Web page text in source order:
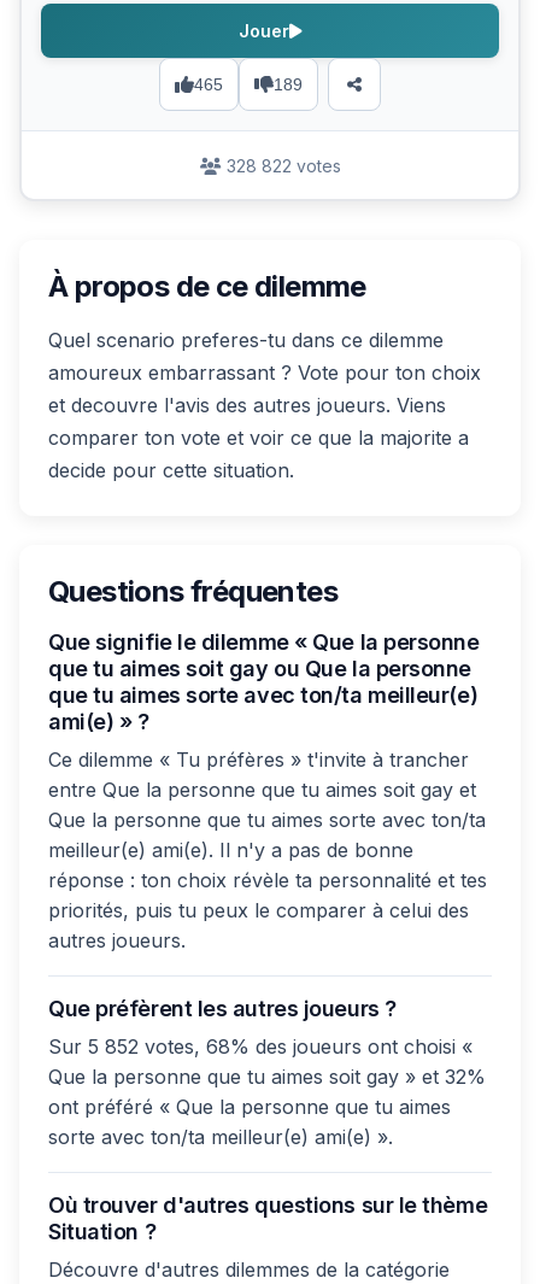
465 189
Jouer
328 822 votes
À propos de ce dilemme
Quel scenario preferes-tu dans ce dilemme
amoureux embarrassant ? Vote pour ton choix
et decouvre l'avis des autres joueurs. Viens
comparer ton vote et voir ce que la majorite a
decide pour cette situation.
Questions fréquentes
Que signifie le dilemme « Que la personne
que tu aimes soit gay ou Que la personne
que tu aimes sorte avec ton/ta meilleur(e)
ami(e) » ?
Ce dilemme « Tu préfères » t'invite à trancher
entre Que la personne que tu aimes soit gay et
Que la personne que tu aimes sorte avec ton/ta
meilleur(e) ami(e). Il n'y a pas de bonne
réponse : ton choix révèle ta personnalité et tes
priorités, puis tu peux le comparer à celui des
autres joueurs.
Que préfèrent les autres joueurs ?
Sur 5 852 votes, 68% des joueurs ont choisi «
Que la personne que tu aimes soit gay » et 32%
ont préféré « Que la personne que tu aimes
sorte avec ton/ta meilleur(e) ami(e) ».
Où trouver d'autres questions sur le thème
Situation ?
Découvre d'autres dilemmes de la catégorie